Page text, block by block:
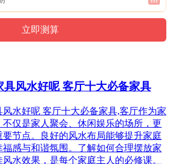
具风水好呢 客厅十大必备家具
水好呢 客厅十大必备家具,客厅作为家
不仅是家人聚会、休闲娱乐的场所，更
要节点。良好的风水布局能够提升家庭
福感与和谐氛围。了解如何合理摆放家
水效果，是每个家庭主人的必修课。